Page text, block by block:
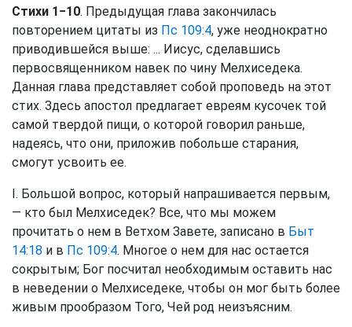
Стихи 1−10. Предыдущая глава закончилась
повторением цитаты из Пс 109:4, уже неоднократно
приводившейся выше: ... Иисус, сделавшись
первосвященником навек по чину Мелхиседека.
Данная глава представляет собой проповедь на этот
стих. Здесь апостол предлагает евреям кусочек той
самой твердой пищи, о которой говорил раньше,
надеясь, что они, приложив побольше старания,
смогут усвоить ее.
I. Большой вопрос, который напрашивается первым,
— кто был Мелхиседек? Все, что мы можем
прочитать о нем в Ветхом Завете, записано в Быт
14:18 и в Пс 109:4. Многое о нем для нас остается
сокрытым; Бог посчитал необходимым оставить нас
в неведении о Мелхиседеке, чтобы он мог быть более
живым прообразом Того, Чей род неизъясним.